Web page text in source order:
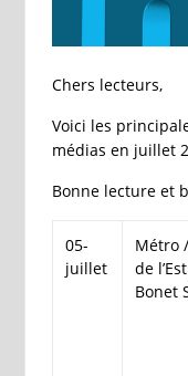
Chers lecteurs,
Voici les
médias en juillet
Bonne lecture et
05-
juillet
Métro
de
Bonet